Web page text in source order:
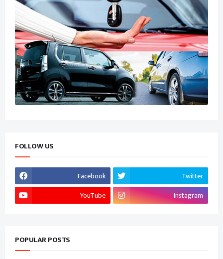
FOLLOW US
Facebook
Twitter
YouTube
Instagram
POPULAR POSTS